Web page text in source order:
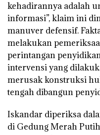
kehadirannya adalah
informasi”, klaim ini
manuver defensif.
melakukan
perintangan
intervensi yang
merusak konstruksi
tengah dibangun
Iskandar diperiksa
di Gedung Merah